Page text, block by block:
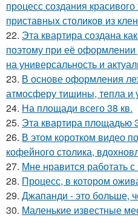
процесс создания
приставных столиков из
22. Эта квартира создана
поэтому при её
на универсальность и
23. В основе оформления
атмосферу тишины, тепла и
24. На площади всего 38 кв.
25. Эта квартира площадью
26. В этом коротком видео
кофейного столика,
27. Мне нравится работать с
28. Процесс, в котором
29. Джапанди - это больше,
30. Маленькие известные